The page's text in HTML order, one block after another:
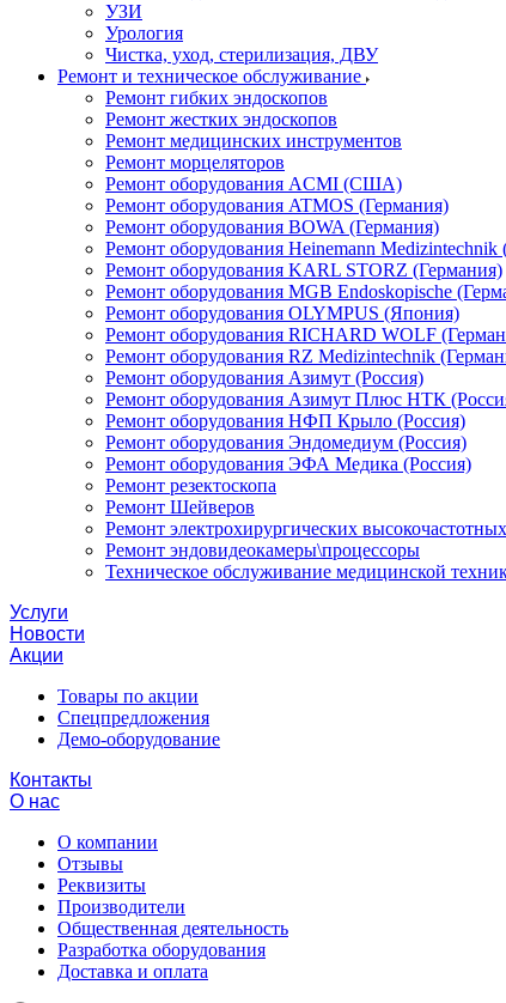
УЗИ
Урология
Чистка, уход, стерилизация, ДВУ
Ремонт и техническое обслуживание
Ремонт гибких эндоскопов
Ремонт жестких эндоскопов
Ремонт медицинских инструментов
Ремонт морцеляторов
Ремонт оборудования ACMI (США)
Ремонт оборудования ATMOS (Германия)
Ремонт оборудования BOWA (Германия)
Ремонт оборудования Heinemann Medizintechnik
Ремонт оборудования KARL STORZ (Германия)
Ремонт оборудования MGB Endoskopische
Ремонт оборудования OLYMPUS (Япония)
Ремонт оборудования RICHARD WOLF
Ремонт оборудования RZ Medizintechnik
Ремонт оборудования Азимут (Россия)
Ремонт оборудования Азимут Плюс НТК
Ремонт оборудования НФП Крыло (Россия)
Ремонт оборудования Эндомедиум (Россия)
Ремонт оборудования ЭФА Медика (Россия)
Ремонт резектоскопа
Ремонт Шейверов
Ремонт электрохирургических
Ремонт эндовидеокамеры\процессоры
Техническое обслуживание медицинской
Услуги
Новости
Акции
Товары по акции
Спецпредложения
Демо-оборудование
Контакты
О нас
О компании
Отзывы
Реквизиты
Производители
Общественная деятельность
Разработка оборудования
Доставка и оплата